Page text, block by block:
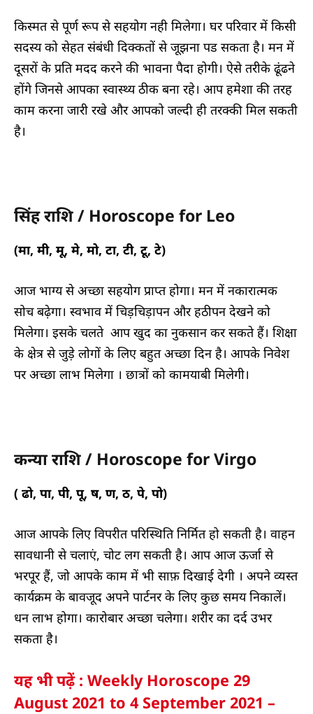
किस्मत से पूर्ण रूप से सहयोग नही मिलेगा। घर परिवार में किसी
सदस्य को सेहत संबंधी दिक्कतों से जूझना पड सकता है। मन में
दूसरों के प्रति मदद करने की भावना पैदा होगी। ऐसे तरीके ढूंढने
होंगे जिनसे आपका स्वास्थ्य ठीक बना रहे। आप हमेशा की तरह
काम करना जारी रखे और आपको जल्दी ही तरक्की मिल सकती
है।
सिंह राशि / Horoscope for Leo
(मा, मी, मू, मे, मो, टा, टी, टू, टे)
आज भाग्य से अच्छा सहयोग प्राप्त होगा। मन में नकारात्मक
सोच बढ़ेगा। स्वभाव में चिड़चिड़ापन और हठीपन देखने को
मिलेगा। इसके चलते आप खुद का नुकसान कर सकते हैं। शिक्षा
के क्षेत्र से जुड़े लोगों के लिए बहुत अच्छा दिन है। आपके निवेश
पर अच्छा लाभ मिलेगा । छात्रों को कामयाबी मिलेगी।
कन्या राशि / Horoscope for Virgo
( ढो, पा, पी, पू, ष, ण, ठ, पे, पो)
आज आपके लिए विपरीत परिस्थिति निर्मित हो सकती है। वाहन
सावधानी से चलाएं, चोट लग सकती है। आप आज ऊर्जा से
भरपूर हैं, जो आपके काम में भी साफ़ दिखाई देगी । अपने व्यस्त
कार्यक्रम के बावजूद अपने पार्टनर के लिए कुछ समय निकालें।
धन लाभ होगा। कारोबार अच्छा चलेगा। शरीर का दर्द उभर
सकता है।
यह भी पढ़ें : Weekly Horoscope 29
August 2021 to 4 September 2021 –